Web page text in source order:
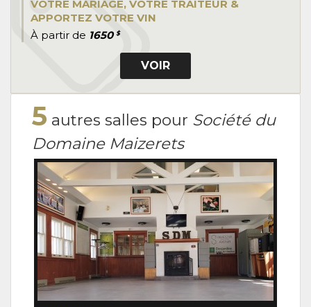
VOTRE MARIAGE, VOTRE TRAITEUR &
APPORTEZ VOTRE VIN
À partir de 1650$
VOIR
5 autres salles pour Société du
Domaine Maizerets